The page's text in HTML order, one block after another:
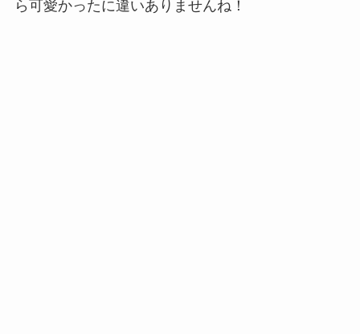
ら可愛かったに違いありませんね！